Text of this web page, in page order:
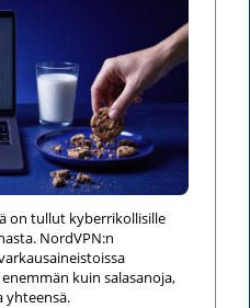
on tullut kyberrikollisille
NordVPN:n
kuin salasanoja,
yhteensä.